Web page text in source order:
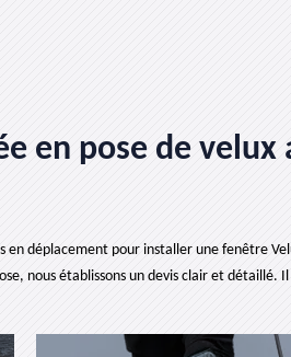
en pose de velux
déplacement pour installer une fenêtre
nous établissons un devis clair et